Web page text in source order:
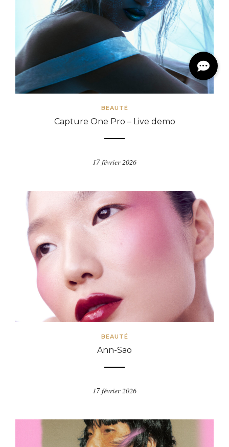
BEAUTÉ
Capture One Pro – Live demo
17 février 2026
BEAUTÉ
Ann-Sao
17 février 2026